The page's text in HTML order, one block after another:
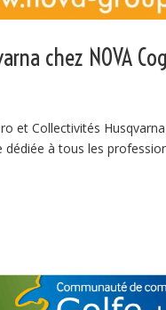
chez NOVA
et Collectivités
à tous les